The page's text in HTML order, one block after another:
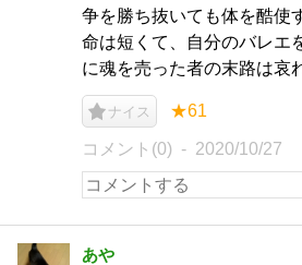
争を勝ち抜いても体を酷使
命は短くて、自分のバレエ
に魂を売った者の末路は哀
ナイス ★61
コメント(0) 2020/10/27
あや